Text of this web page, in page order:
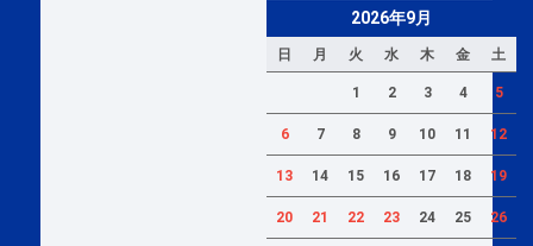
2026年9月
日 月 火 水 木 金 土
1 2 3 4 5
6 7 8 9 10 11 12
13 14 15 16 17 18 19
20 21 22 23 24 25 26